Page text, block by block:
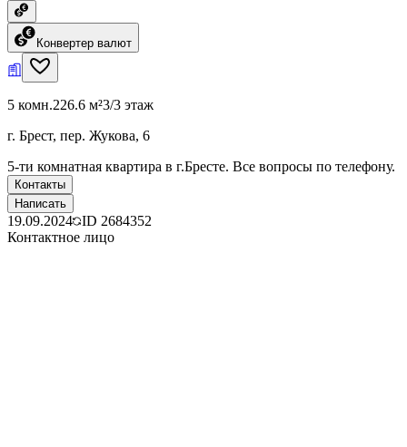
Конвертер валют
5 комн.226.6 м²3/3 этаж
г. Брест, пер. Жукова, 6
5-ти комнатная квартира в г.Бресте. Все вопросы по телефону.
Контакты
Написать
19.09.2024 ID 2684352
Контактное лицо